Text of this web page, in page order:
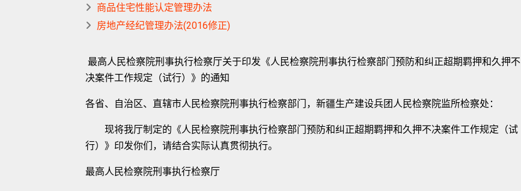
商品住宅性能认定管理办法
房地产经纪管理办法(2016修正)
最高人民检察院刑事执行检察厅关于印发《人民检察院刑事执行检察部门预防和纠正超期羁押和久押不
决案件工作规定（试行）》的通知
各省、自治区、直辖市人民检察院刑事执行检察部门，新疆生产建设兵团人民检察院监所检察处：
现将我厅制定的《人民检察院刑事执行检察部门预防和纠正超期羁押和久押不决案件工作规定（试
行）》印发你们，请结合实际认真贯彻执行。
最高人民检察院刑事执行检察厅